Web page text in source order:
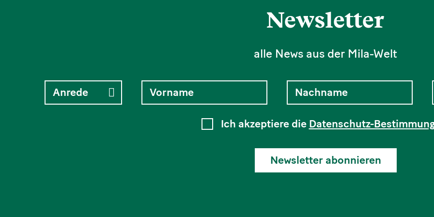
Newsletter
alle News aus der Mila-Welt
Ich akzeptiere die Datenschutz-
Newsletter abonnieren